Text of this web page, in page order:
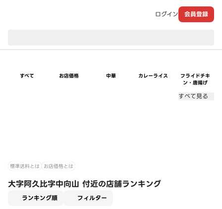
ログイン 会員登録
すべて お店価格 中華 カレーライス
フライドチキ
ン・唐揚げ
すべて見る
標準送料とは お店価格とは
大字阿久比字中向山 付近の店舗ランキング
ランキング順 フィルター